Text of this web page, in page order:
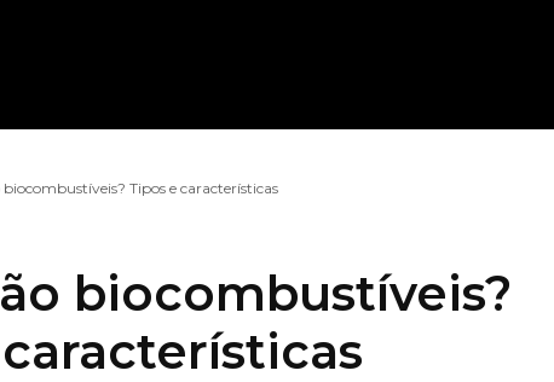
biocombustíveis? Tipos e características
biocombustíveis?